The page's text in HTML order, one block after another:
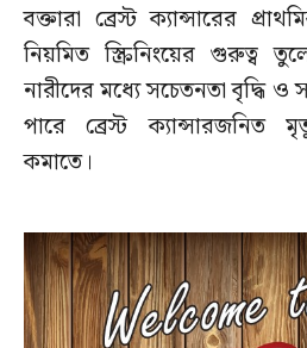
বক্তারা ব্রেস্ট ক্যান্সারের
নিয়মিত স্ক্রিনিংয়ের গুরুত্ব
নারীদের মধ্যে সচেতনতা বৃদ্ধি
পারে ব্রেস্ট ক্যান্সারজনিত
কমাতে।